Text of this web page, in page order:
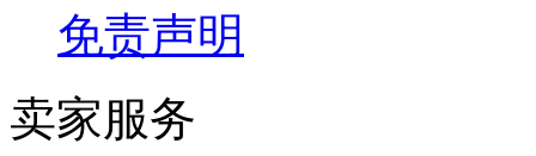
免责声明
卖家服务